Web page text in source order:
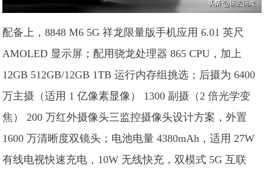
配备上，8848 M6 5G 祥龙限量版手机应用 6.01 英尺
AMOLED 显示屏；配用骁龙处理器 865 CPU，加上
12GB 512GB/12GB 1TB 运行内存组挑选；后摄为 6400
万主摄（适用 1 亿像素显像） 1300 副摄（2 倍光学变
焦） 200 万红外摄像头三监控摄像头设计方案，外置
1600 万清晰度双镜头；电池电量 4380mAh，适用 27W
有线电视快速充电，10W 无线快充，双模式 5G 互联